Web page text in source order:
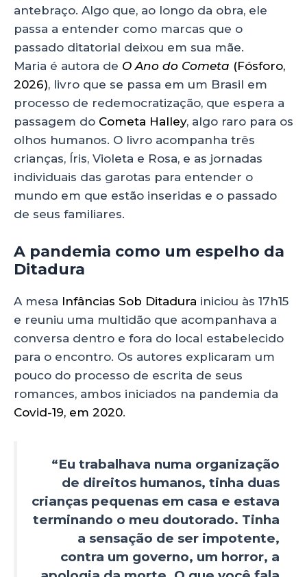
antebraço. Algo que, ao longo da obra, ele
passa a entender como marcas que o
passado ditatorial deixou em sua mãe.
Maria é autora de O Ano do Cometa (Fósforo,
2026), livro que se passa em um Brasil em
processo de redemocratização, que espera a
passagem do Cometa Halley, algo raro para os
olhos humanos. O livro acompanha três
crianças, Íris, Violeta e Rosa, e as jornadas
individuais das garotas para entender o
mundo em que estão inseridas e o passado
de seus familiares.
A pandemia como um espelho da
Ditadura
A mesa Infâncias Sob Ditadura iniciou às 17h15
e reuniu uma multidão que acompanhava a
conversa dentro e fora do local estabelecido
para o encontro. Os autores explicaram um
pouco do processo de escrita de seus
romances, ambos iniciados na pandemia da
Covid-19, em 2020.
“Eu trabalhava numa organização
de direitos humanos, tinha duas
crianças pequenas em casa e estava
terminando o meu doutorado. Tinha
a sensação de ser impotente,
contra um governo, um horror, a